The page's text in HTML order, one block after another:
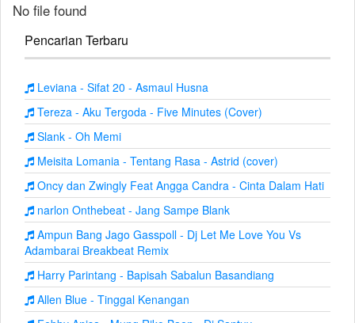
No file found
Pencarian Terbaru
Leviana - Sifat 20 - Asmaul Husna
Tereza - Aku Tergoda - Five Minutes (Cover)
Slank - Oh Memi
Meisita Lomania - Tentang Rasa - Astrid (cover)
Oncy dan Zwingly Feat Angga Candra - Cinta Dalam Hati
narlon Onthebeat - Jang Sampe Blank
Ampun Bang Jago Gasspoll - Dj Let Me Love You Vs
Adambarai Breakbeat Remix
Harry Parintang - Bapisah Sabalun Basandiang
Allen Blue - Tinggal Kenangan